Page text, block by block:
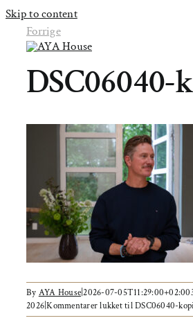
Skip to content
Yoga &
Events
Lokaler
Om AYA
Yoga & Bevægelse
Behandling
Events
Uddannelser & kurser
Om AYA House
Forrige
DSC06040-
By AYA House|2026-07-05T11:29:00+02:00
2026|Kommentarer lukkettil DSC06040-kopi